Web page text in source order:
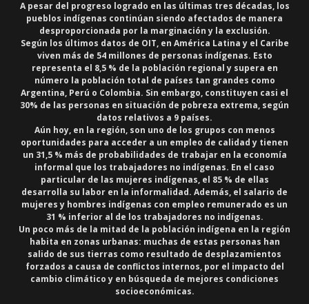
A pesar del progreso logrado en las últimas tres décadas, los
pueblos indígenas continúan siendo afectados de manera
desproporcionada por la marginación y la exclusión.
Según los últimos datos de OIT, en América Latina y el Caribe
viven más de 54 millones de personas indígenas. Esto
representa el 8,5 % de la población regional y supera en
número la población total de países tan grandes como
Argentina, Perú o Colombia. Sin embargo, constituyen casi el
30% de las personas en situación de pobreza extrema, según
datos relativos a 9 países.
Aún hoy, en la región, son uno de los grupos con menos
oportunidades para acceder a un empleo de calidad y tienen
un 31,5 % más de probabilidades de trabajar en la economía
informal que los trabajadores no indígenas. En el caso
particular de las mujeres indígenas, el 85 % de ellas
desarrolla su labor en la informalidad. Además, el salario de
mujeres y hombres indígenas con empleo remunerado es un
31 % inferior al de los trabajadores no indígenas.
Un poco más de la mitad de la población indígena en la región
habita en zonas urbanas: muchas de estas personas han
salido de sus tierras como resultado de desplazamientos
forzados a causa de conflictos internos, por el impacto del
cambio climático y en búsqueda de mejores condiciones
socioeconómicas.